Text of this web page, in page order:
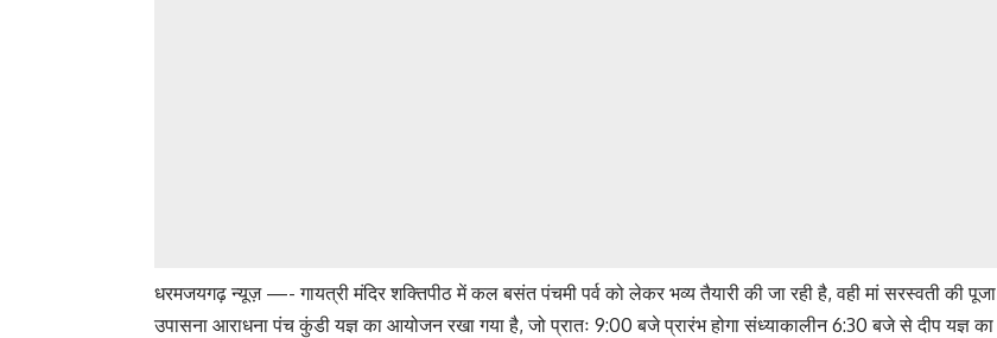
धरमजयगढ़ न्यूज़ —- गायत्री मंदिर शक्तिपीठ में कल बसंत पंचमी पर्व को लेकर भव्य तैयारी की जा रही है, वही मां सरस्वती की पूजा
उपासना आराधना पंच कुंडी यज्ञ का आयोजन रखा गया है, जो प्रातः 9:00 बजे प्रारंभ होगा संध्याकालीन 6:30 बजे से दीप यज्ञ का